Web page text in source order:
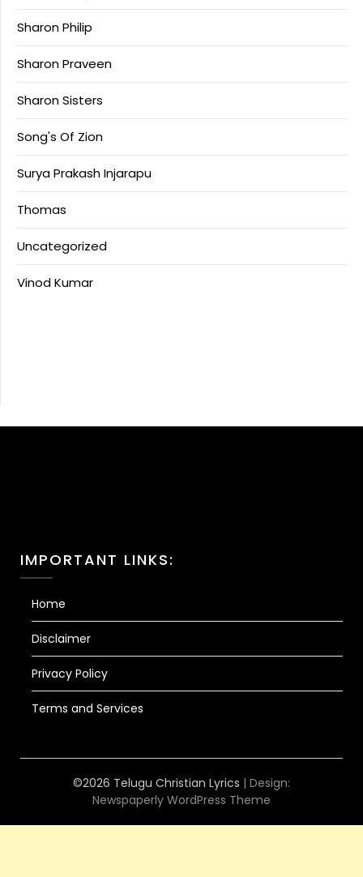
Sharon Philip
Sharon Praveen
Sharon Sisters
Song's Of Zion
Surya Prakash Injarapu
Thomas
Uncategorized
Vinod Kumar
IMPORTANT LINKS:
Home
Disclaimer
Privacy Policy
Terms and Services
©2026 Telugu Christian Lyrics | Design:
Newspaperly WordPress Theme